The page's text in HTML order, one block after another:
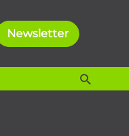
Newsletter